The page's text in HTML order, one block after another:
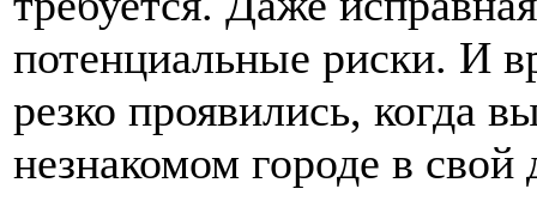
потенциальные риски. И
резко проявились, когда
незнакомом городе в